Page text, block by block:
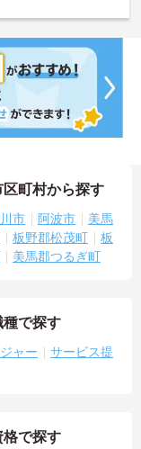
町村から探す
市 阿波市
美馬
板野郡松茂町
板
美馬郡つるぎ町
種で探す
ャー
サービス提
格で探す